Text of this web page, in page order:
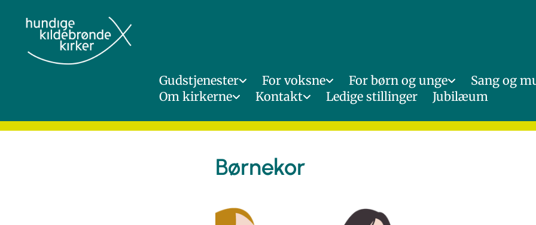
Gudstjenester For voksne For børn og unge
Sang og
Om kirkerne
Kontakt Ledige stillinger Jubilæum
Børnekor